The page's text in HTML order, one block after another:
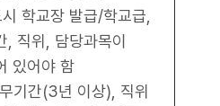
학교장 발급/학교급,
, 직위, 담당과목이
있어야 함
기간(3년 이상), 직위